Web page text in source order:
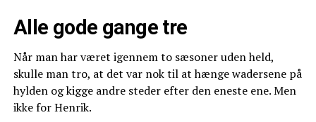
Alle gode gange tre
Når man har været igennem to sæsoner uden held,
skulle man tro, at det var nok til at hænge wadersene på
hylden og kigge andre steder efter den eneste ene. Men
ikke for Henrik.